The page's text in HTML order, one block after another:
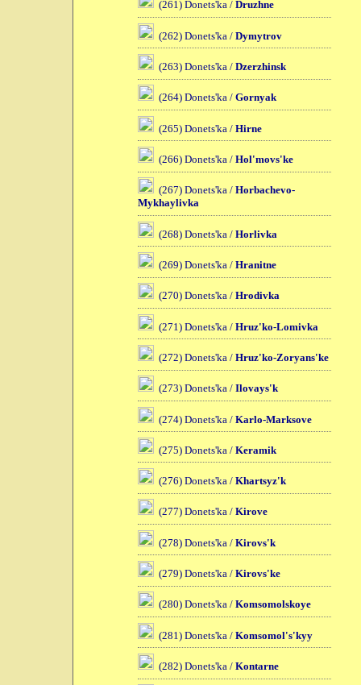
(261) Donets'ka / Druzhne
(262) Donets'ka / Dymytrov
(263) Donets'ka / Dzerzhinsk
(264) Donets'ka / Gornyak
(265) Donets'ka / Hirne
(266) Donets'ka / Hol'movs'ke
(267) Donets'ka / Horbachevo-
Mykhaylivka
(268) Donets'ka / Horlivka
(269) Donets'ka / Hranitne
(270) Donets'ka / Hrodivka
(271) Donets'ka / Hruz'ko-Lomivka
(272) Donets'ka / Hruz'ko-Zoryans'ke
(273) Donets'ka / Ilovays'k
(274) Donets'ka / Karlo-Marksove
(275) Donets'ka / Keramik
(276) Donets'ka / Khartsyz'k
(277) Donets'ka / Kirove
(278) Donets'ka / Kirovs'k
(279) Donets'ka / Kirovs'ke
(280) Donets'ka / Komsomolskoye
(281) Donets'ka / Komsomol's'kyy
(282) Donets'ka / Kontarne